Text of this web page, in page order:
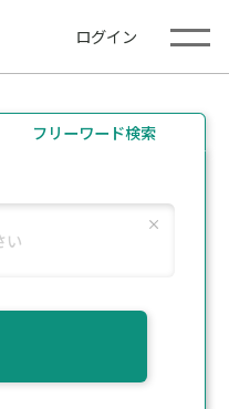
ログイン
フリーワード検索